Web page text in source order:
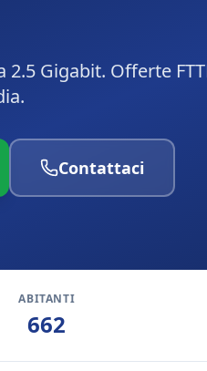
2.5 Gigabit. Offerte
Contattaci
ABITANTI
662